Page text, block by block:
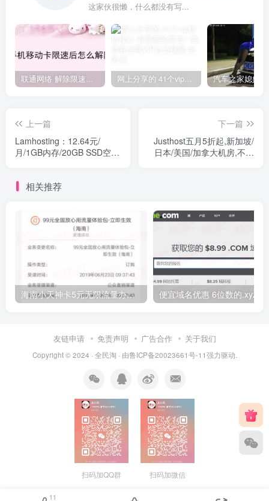
这家伙很懒，什么都没有写...
联通网络 解除限速方法参考！畅享、畅玩、老白干等及其它地区自测了 网上分享的 41个vip解析接口 有需要的拿去~ 免费看全网VIP会员视频
上一篇
Lamhosting：12.64元/
月/1GB内存/20GB SSD空
独立IPv6
下一篇
Justhost五月5折起,新加坡/
日本/美国/加拿大机房,不限
相关推荐
海南小天神卡5元无限流量办理的方法，5元流量不限量自行车来了
友链申请 免责声明 广告合作 关于我们
Copyright © 2024 · 全民淘 · 由鲁ICP备20023661号-11强力驱动.
扫码加QQ群 扫码加微信
11